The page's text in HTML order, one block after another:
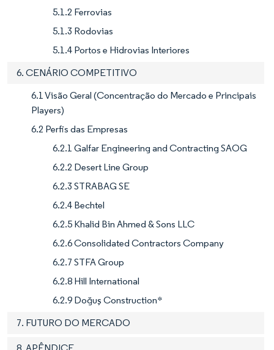
5.1.2 Ferrovias
5.1.3 Rodovias
5.1.4 Portos e Hidrovias Interiores
6. CENÁRIO COMPETITIVO
6.1 Visão Geral (Concentração do Mercado e Principais
Players)
6.2 Perfis das Empresas
6.2.1 Galfar Engineering and Contracting SAOG
6.2.2 Desert Line Group
6.2.3 STRABAG SE
6.2.4 Bechtel
6.2.5 Khalid Bin Ahmed & Sons LLC
6.2.6 Consolidated Contractors Company
6.2.7 STFA Group
6.2.8 Hill International
6.2.9 Doğuş Construction*
7. FUTURO DO MERCADO